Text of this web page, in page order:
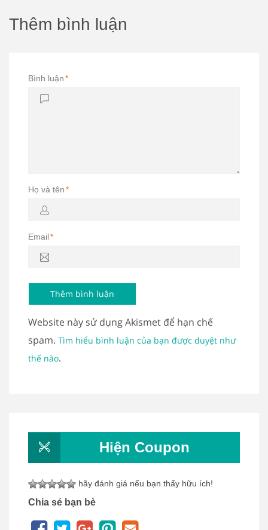
Thêm bình luận
Bình luận*
Họ và tên*
Email*
Website này sử dụng Akismet để hạn chế
spam. Tìm hiểu bình luận của bạn được duyệt như
thế nào.
Hiện Coupon
hãy đánh giá nếu bạn thấy hữu ích!
Chia sẻ bạn bè